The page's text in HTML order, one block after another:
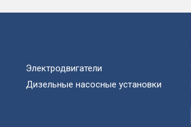
Электродвигатели
Дизельные насосные установки